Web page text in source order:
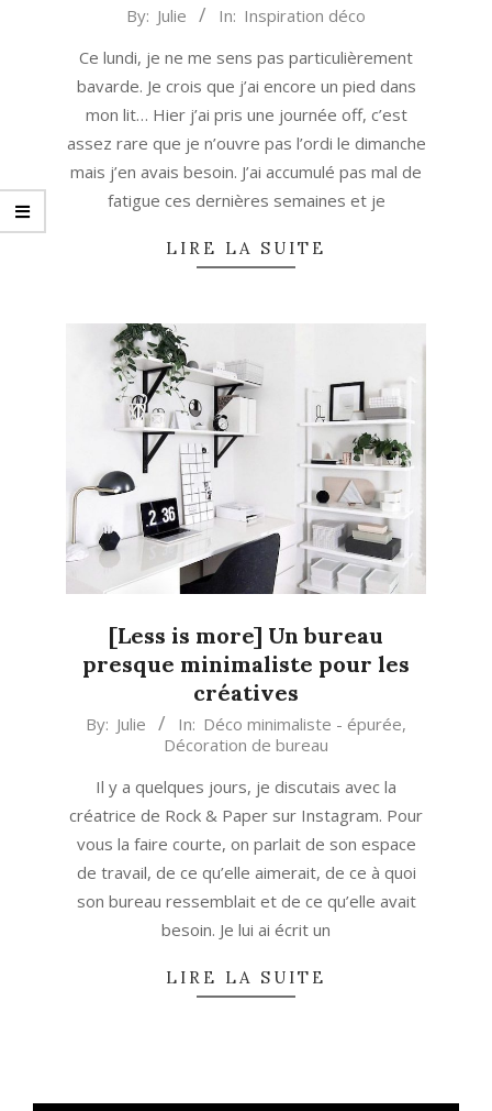
16
By: Julie In: Inspiration déco
Ce lundi, je ne me sens pas particulièrement
bavarde. Je crois que j’ai encore un pied dans
mon lit… Hier j’ai pris une journée off, c’est
assez rare que je n’ouvre pas l’ordi le dimanche
mais j’en avais besoin. J’ai accumulé pas mal de
fatigue ces dernières semaines et je
LIRE LA SUITE
[Less is more] Un bureau
presque minimaliste pour les
créatives
2019-
By: Julie In: Déco minimaliste - épurée,
Décoration de bureau
Il y a quelques jours, je discutais avec la
créatrice de Rock & Paper sur Instagram. Pour
vous la faire courte, on parlait de son espace
de travail, de ce qu’elle aimerait, de ce à quoi
son bureau ressemblait et de ce qu’elle avait
besoin. Je lui ai écrit un
LIRE LA SUITE